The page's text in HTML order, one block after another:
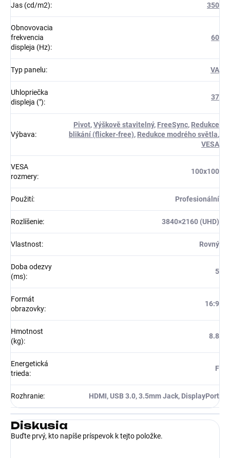
Jas (cd/m2): 350
Obnovovacia
frekvencia
displeja (Hz):
60
Typ panelu: VA
Uhlopriečka
displeja ("):
37
Výbava:
Pivot,Výškově stavitelný, FreeSync, Redukce
blikání (flicker-free), Redukce modrého světla,
VESA
VESA
rozmery:
100x100
Použití: Profesionální
Rozlíšenie: 3840×2160 (UHD)
Vlastnost: Rovný
Doba odezvy
(ms):
5
Formát
obrazovky:
16:9
Hmotnost
(kg):
8.8
Energetická
trieda:
F
Rozhranie: HDMI, USB 3.0, 3.5mm Jack, DisplayPort
Diskusia
Buďte prvý, kto napíše príspevok k tejto položke.